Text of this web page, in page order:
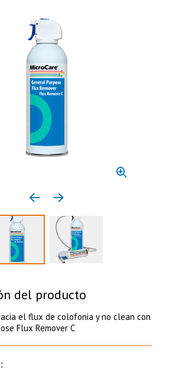
Previous media item
Next media item
Select to display product image 1
del producto
el flux de colofonia y no clean con
Flux Remover C